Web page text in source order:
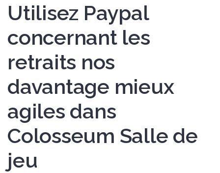
Utilisez Paypal
concernant les
retraits nos
davantage mieux
agiles dans
Colosseum Salle de
jeu